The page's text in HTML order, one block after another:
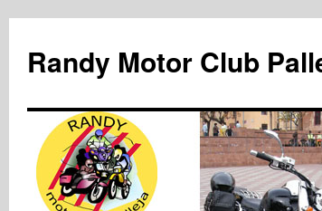
Randy Motor Club